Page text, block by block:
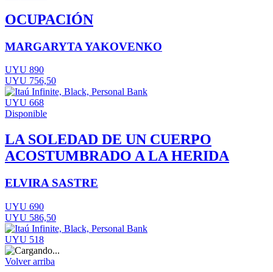
OCUPACIÓN
MARGARYTA YAKOVENKO
UYU 890
UYU 756,50
UYU 668
Disponible
LA SOLEDAD DE UN CUERPO
ACOSTUMBRADO A LA HERIDA
ELVIRA SASTRE
UYU 690
UYU 586,50
UYU 518
Volver arriba